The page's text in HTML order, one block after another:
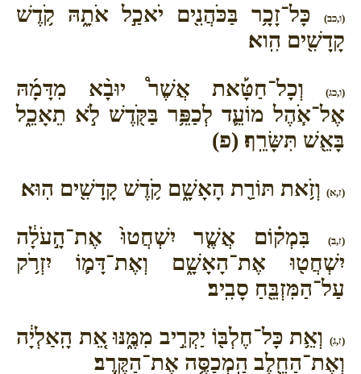
(ו,כב)
כָּל־זָכָ֥ר בַּכֹּהֲנִ֖ים יֹאכַ֣ל אֹתָ֑הּ קֹ֥דֶשׁ
קָֽדָשִׁ֖ים הִֽוא׃
(ו,כג)
וְכָל־חַטָּ֡את אֲשֶׁר֩ יוּבָ֨א מִדָּמָ֜הּ
אֶל־אֹ֧הֶל מוֹעֵ֛ד לְכַפֵּ֥ר בַּקֹּ֖דֶשׁ לֹ֣א תֵאָכֵ֑ל
בָּאֵ֖שׁ תִּשָּׂרֵֽף׃ (פ)
(ז,א) וְזֹ֥את תּוֹרַ֖ת הָאָשָׁ֑ם קֹ֥דֶשׁ קָֽדָשִׁ֖ים הֽוּא׃
(ז,ב)
בִּמְק֗וֹם אֲשֶׁ֤ר יִשְׁחֲטוּ֙ אֶת־הָ֣עֹלָ֔ה
יִשְׁחֲט֖וּ אֶת־הָאָשָׁ֑ם וְאֶת־דָּמ֛וֹ יִזְרֹ֥ק
עַל־הַמִּזְבֵּ֖חַ סָבִֽיב׃
(ז,ג) וְאֵ֥ת כָּל־חֶלְבּ֖וֹ יַקְרִ֣יב מִמֶּ֑נּוּ אֵ֚ת הָֽאַלְיָ֔ה
וְאֶת־הַחֵ֖לֶב הַֽמְכַסֶּ֥ה אֶת־הַקֶּֽרֶב׃